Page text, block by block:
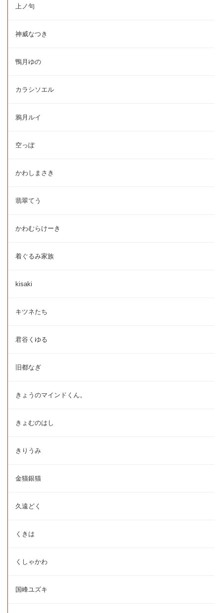
上ノ句
神威なつき
鴨月ゆの
カラシソエル
鴉月ルイ
空っぽ
かわしまさき
翡翠てう
かわむらけーき
着ぐるみ家族
kisaki
キツネたち
君谷くゆる
旧都なぎ
きょうのマインドくん。
きょむのはし
きりうみ
金猫銀猫
久遠どく
くきは
くしゃかわ
国峰ユズキ